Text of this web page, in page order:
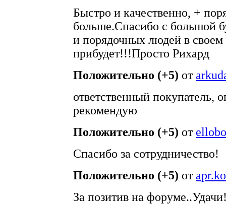
Быстро и качественно, +
больше.Спасибо с большой
и порядочных людей в
прибудет!!!Просто Рихард
Положительно (+5) от
ответственный покупатель,
рекомендую
Положительно (+5) от ellobo
Спасибо за сотрудничество!
Положительно (+5) от
За позитив на